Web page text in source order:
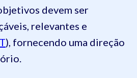
devem ser
relevantes e
), fornecendo uma direção